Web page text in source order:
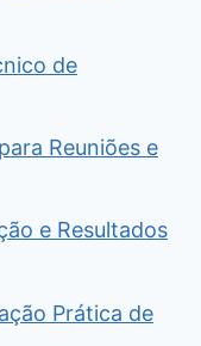
de
Reuniões e
e Resultados
Prática de